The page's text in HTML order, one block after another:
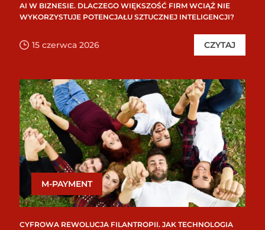
AI W BIZNESIE. DLACZEGO WIĘKSZOŚĆ FIRM WCIĄŻ NIE
WYKORZYSTUJE POTENCJAŁU SZTUCZNEJ INTELIGENCJI?
15 czerwca 2026 CZYTAJ
M-PAYMENT
CYFROWA REWOLUCJA FILANTROPII. JAK TECHNOLOGIA